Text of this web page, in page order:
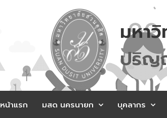
มหา
รญ
ส
หน้าแรก มสด นครนายก บุคลากร